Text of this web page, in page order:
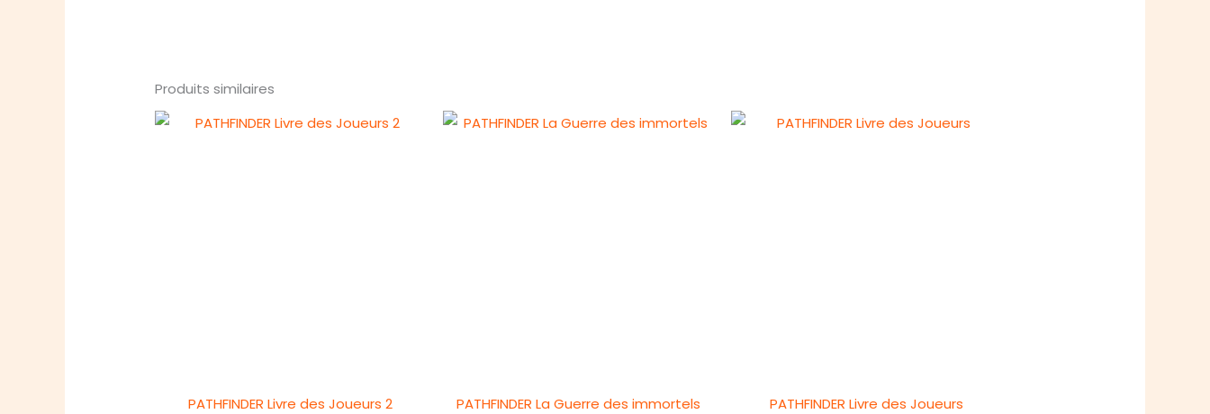
Produits similaires
PATHFINDER Livre des Joueurs 2 PATHFINDER La Guerre des immortels PATHFINDER Livre des Joueurs